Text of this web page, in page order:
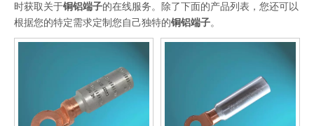
点击联系我们
时获取关于铜铝端子的在线服务。除了下面的产品列表，您还可以
根据您的特定需求定制您自己独特的铜铝端子。